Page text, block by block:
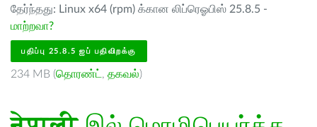
தேர்ந்தது: Linux x64 (rpm) க்கான லிப்ரெஓபிஸ் 25.8.5 -
மாற்றவா?
பதிப்பு 25.8.5 ஐப் பதிவிறக்கு
234 MB (தொரண்ட் , தகவல்)